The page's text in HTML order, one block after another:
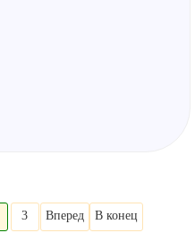
3 Вперед В конец